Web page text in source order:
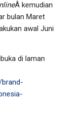
Â kemudian
bulan Maret
awal Juni
di laman